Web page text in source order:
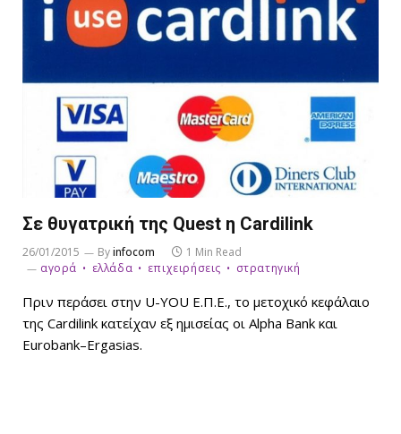
Σε θυγατρική της Quest η Cardilink
26/01/2015 Byinfocom
1 Min Read
αγορά
ελλάδα επιχειρήσεις στρατηγική
Πριν περάσει στην U-YOU Ε.Π.Ε., το μετοχικό κεφάλαιο
της Cardilink κατείχαν εξ ημισείας οι Alpha Bank και
Eurobank–Ergasias.